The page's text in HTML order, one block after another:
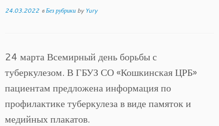
24.03.2022 вБез рубрики by Yury
24 марта Всемирный день борьбы с
туберкулезом. В ГБУЗ СО «Кошкинская ЦРБ»
пациентам предложена информация по
профилактике туберкулеза в виде памяток и
медийных плакатов.